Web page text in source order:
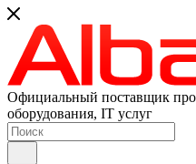
Официальный поставщик
оборудования, IT услуг